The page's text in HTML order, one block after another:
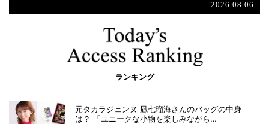
2026.08.06
ランキング
元タカラジェンヌ 凪七瑠海さんのバッグの中身
は？ 「ユニークな小物を楽しみながら…